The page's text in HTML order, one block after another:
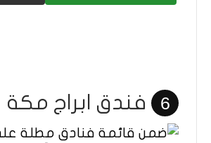
6 فندق ابراج مكة